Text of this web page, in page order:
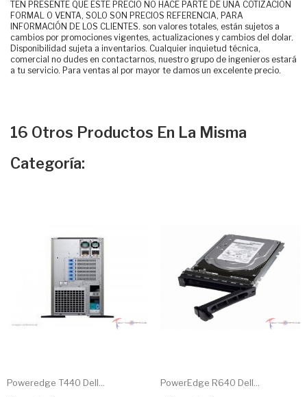
TEN PRESENTE QUE ESTE PRECIO NO HACE PARTE DE UNA COTIZACIÓN
FORMAL O VENTA, SOLO SON PRECIOS REFERENCIA, PARA
INFORMACIÓN DE LOS CLIENTES. son valores totales, están sujetos a
cambios por promociones vigentes, actualizaciones y cambios del dolar.
Disponibilidad sujeta a inventarios. Cualquier inquietud técnica,
comercial no dudes en contactarnos, nuestro grupo de ingenieros estará
a tu servicio. Para ventas al por mayor te damos un excelente precio.
16 Otros Productos En La Misma
Categoría:
Poweredge T440 Dell...
PowerEdge R640 Dell...